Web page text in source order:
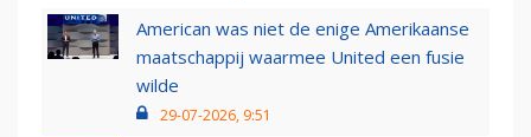
American was niet de enige Amerikaanse
maatschappij waarmee United een fusie
wilde
29-07-2026, 9:51